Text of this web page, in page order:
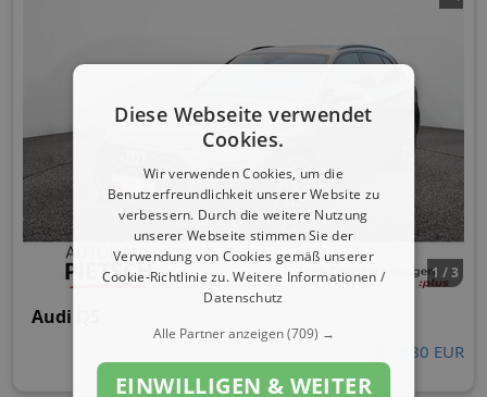
1 / 3
Audi Q5
36.880 EUR
Diese Webseite verwendet
Cookies.
Wir verwenden Cookies, um die
Benutzerfreundlichkeit unserer Website zu
verbessern. Durch die weitere Nutzung
unserer Webseite stimmen Sie der
Verwendung von Cookies gemäß unserer
Cookie-Richtlinie zu.Weitere Informationen /
Datenschutz
Alle Partner anzeigen(709) →
EINWILLIGEN & WEITER